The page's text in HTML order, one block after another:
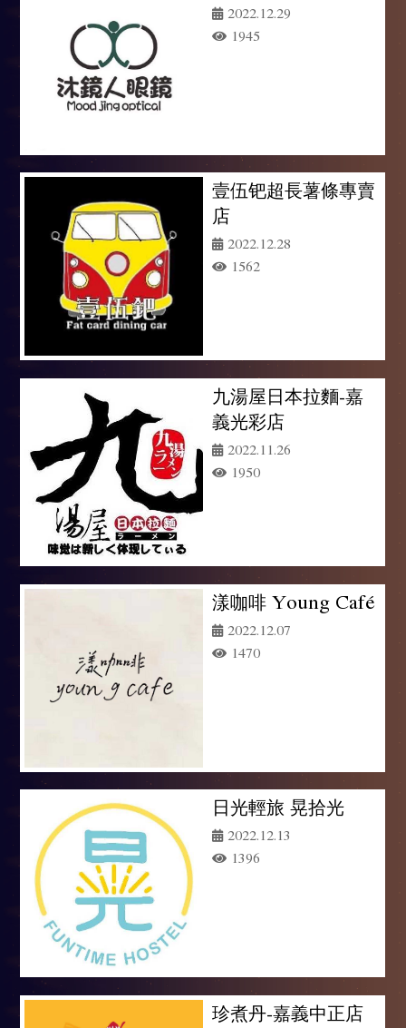
2022.12.29
1945
壹伍钯超長薯條專賣
店
2022.12.28
1562
九湯屋日本拉麵-嘉
義光彩店
2022.11.26
1950
漾咖啡 Young Café
2022.12.07
1470
日光輕旅 晃拾光
2022.12.13
1396
珍煮丹-嘉義中正店